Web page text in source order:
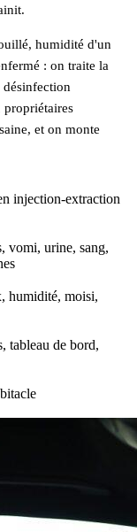
humidité d'un
: on traite la
désinfection
propriétaires
et on monte
injection-extraction
vomi, urine, sang,
humidité, moisi,
tableau de bord,